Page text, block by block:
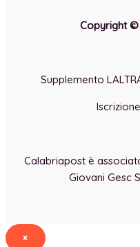
Copyright ©
Supplemento
Calabriapost è
Giovani Gesc
×